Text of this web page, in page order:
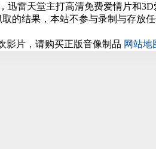
迅雷天堂主打高清免费爱情片和3D
的结果，本站不参与录制与存放
影片，请购买正版音像制品 网站地